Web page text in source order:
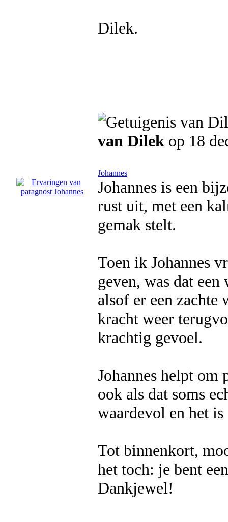
Dilek.
van Dilek op 18
Johannes
Johannes is een
rust uit, met een
gemak stelt.
Toen ik Johannes
geven, was dat
alsof er een zachte
kracht weer
krachtig gevoel.
Johannes helpt om
ook als dat soms
waardevol en het
Tot binnenkort,
het toch: je bent
Dankjewel!